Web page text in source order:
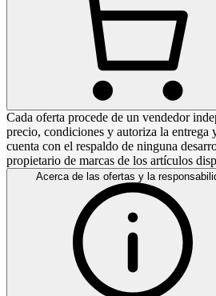
Cada oferta procede de un vendedor
precio, condiciones y autoriza la
cuenta con el respaldo de ninguna
propietario de marcas de los artículos
Acerca de las ofertas y la